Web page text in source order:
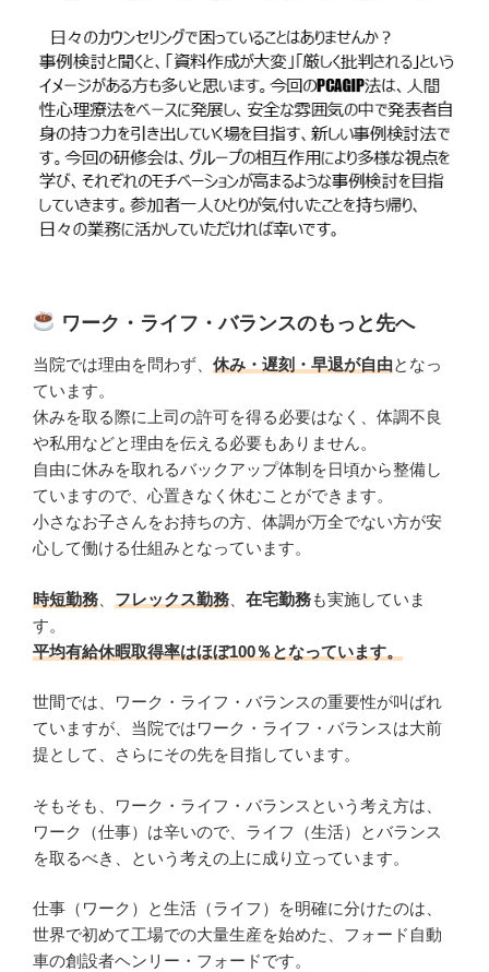
ワーク・ライフ・バランスのもっと先へ
当院では理由を問わず、 休み・遅刻・早退が自由となっ
ています。
休みを取る際に上司の許可を得る必要はなく、体調不良
や私用などと理由を伝える必要もありません。
自由に休みを取れるバックアップ体制を日頃から整備し
ていますので、心置きなく休むことができます。
小さなお子さんをお持ちの方、体調が万全でない方が安
心して働ける仕組みとなっています。
時短勤務 フレックス勤務 在宅勤務も実施していま
す。
平均有給休暇取得率はほぼ100％となっています。
世間では、ワーク・ライフ・バランスの重要性が叫ばれ
ていますが、当院ではワーク・ライフ・バランスは大前
提として、さらにその先を目指しています。
そもそも、ワーク・ライフ・バランスという考え方は、
ワーク（仕事）は辛いので、ライフ（生活）とバランス
を取るべき、という考えの上に成り立っています。
仕事（ワーク）と生活（ライフ）を明確に分けたのは、
世界で初めて工場での大量生産を始めた、フォード自動
車の創設者ヘンリー・フォードです。